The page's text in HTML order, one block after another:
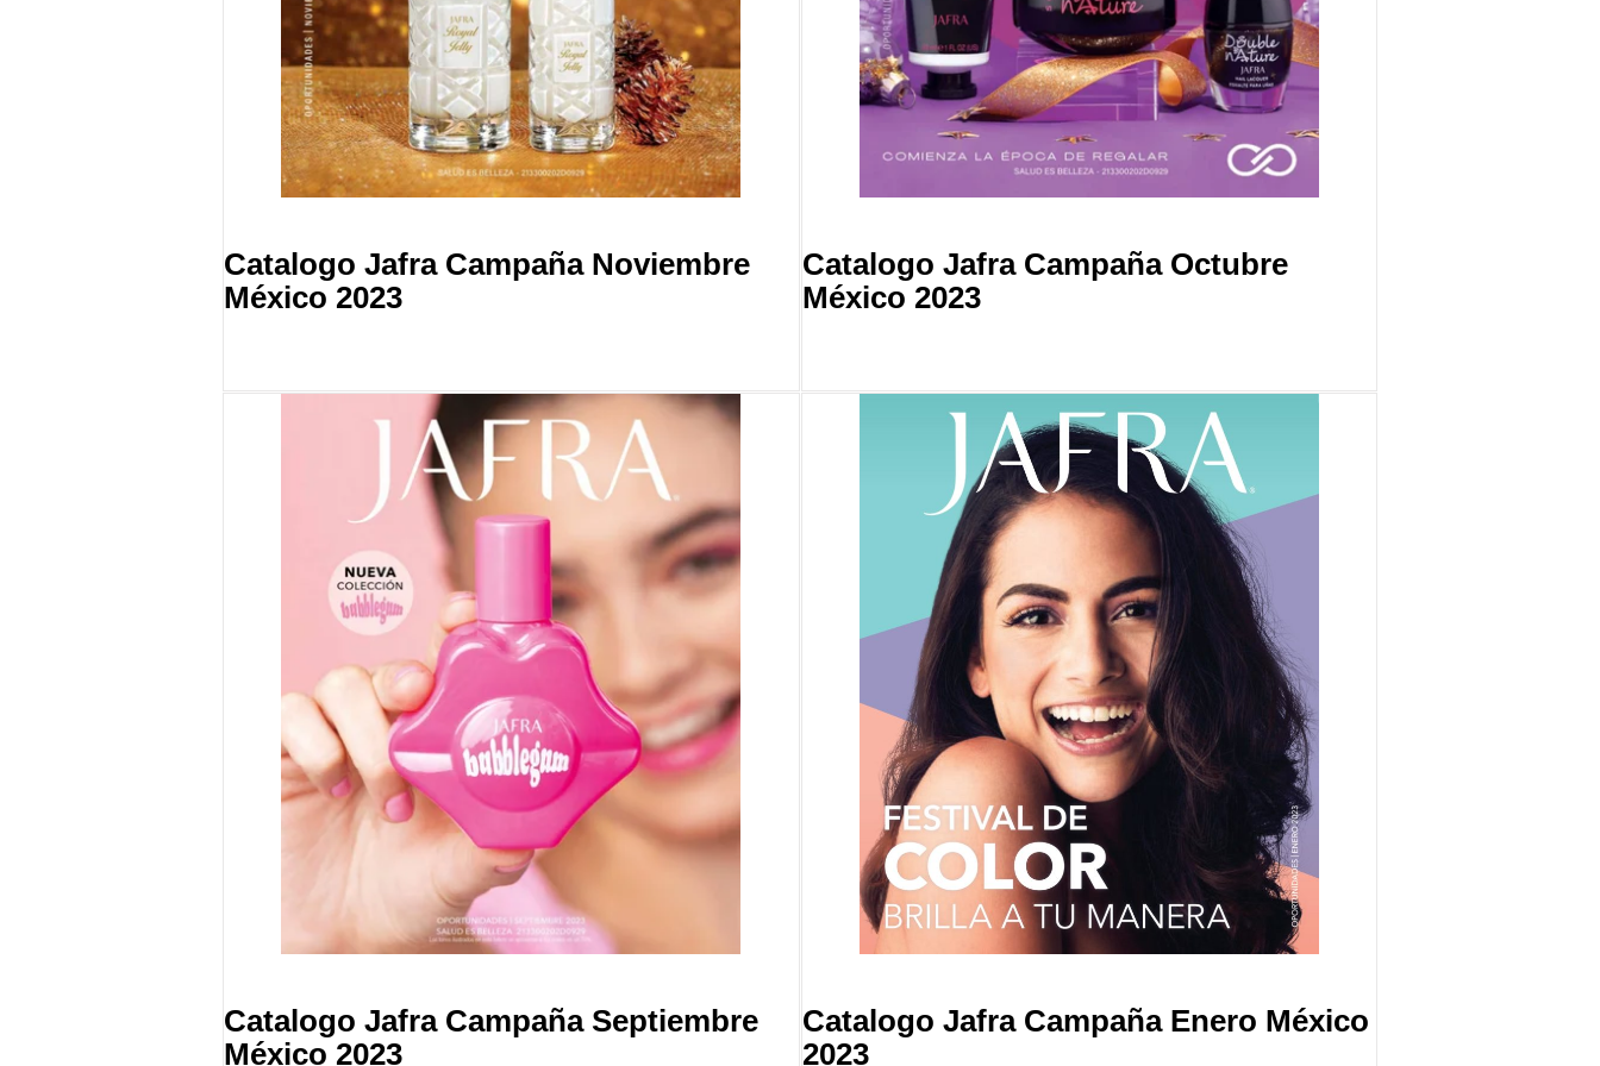
Catalogo Jafra Campaña Noviembre
México 2023
Catalogo Jafra Campaña Octubre
México 2023
Catalogo Jafra Campaña Septiembre
México 2023
Catalogo Jafra Campaña Enero México
2023